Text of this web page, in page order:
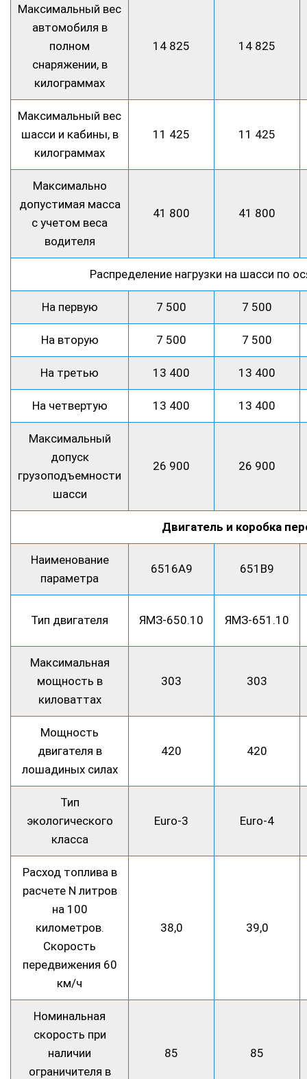
Максимальный вес
автомобиля в
полном
снаряжении, в
килограммах
14 825 14 825
Максимальный вес
шасси и кабины, в
килограммах
11 425 11 425
Максимально
допустимая масса
с учетом веса
водителя
41 800 41 800
Распределение нагрузки на шасси по
На первую 7 500 7 500
На вторую 7 500 7 500
На третью 13 400 13 400
На четвертую 13 400 13 400
Максимальный
допуск
грузоподъемности
шасси
26 900 26 900
Двигатель и коробка
Наименование
параметра
6516А9 651В9
Тип двигателя ЯМЗ-650.10 ЯМЗ-651.10
Максимальная
мощность в
киловаттах
303 303
Мощность
двигателя в
лошадиных силах
420 420
Тип
экологического
класса
Euro-3 Euro-4
Расход топлива в
расчете N литров
на 100
километров.
Скорость
передвижения 60
км/ч
38,0 39,0
Номинальная
скорость при
наличии
ограничителя в
85 85